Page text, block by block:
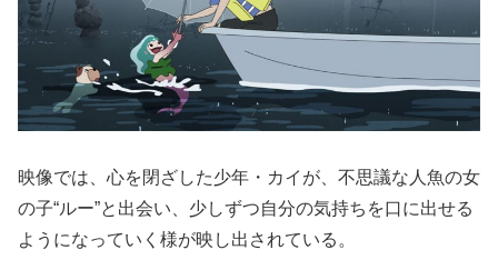
映像では、心を閉ざした少年・カイが、不思議な人魚の女
の子“ルー”と出会い、少しずつ自分の気持ちを口に出せる
ようになっていく様が映し出されている。